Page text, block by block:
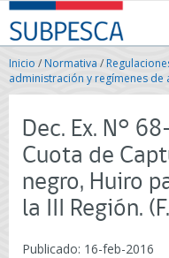
Contenido
principal
SUBPESCA
-
Subsecretaría
de
Pesca
Acuicultura
Gobierno
de
Chile
Inicio /Normativa /
administración y regímenes de
Dec. Ex. N°
Cuota de
negro, Huiro
la III Región.
Publicado: 16-feb-2016